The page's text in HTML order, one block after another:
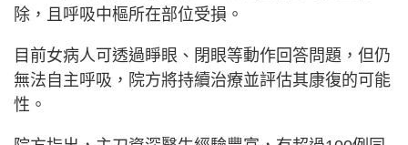
除，且呼吸中樞所在部位受損。
目前女病人可透過睜眼、閉眼等動作回答問題，但仍
無法自主呼吸，院方將持續治療並評估其康復的可能
性。